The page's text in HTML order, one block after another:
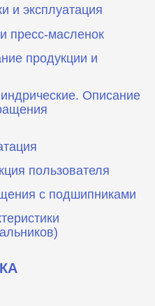
и эксплуатация
пресс‑масленок
продукции и
Описание
пользователя
с подшипниками